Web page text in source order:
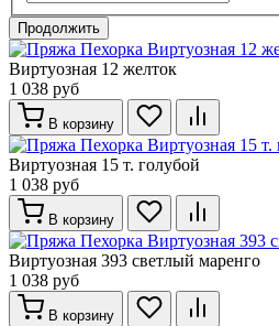
Продолжить
Виртуозная 12 желток
1 038 руб
В корзину
Виртуозная 15 т. голубой
1 038 руб
В корзину
Виртуозная 393 светлый маренго
1 038 руб
В корзину